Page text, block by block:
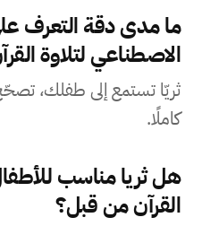
ما مدى دقة التعرف
الاصطناعي لتلاوة
ثريّا تستمع إلى طفلك،
كاملًا.
هل ثريا مناسب
القرآن من قبل؟